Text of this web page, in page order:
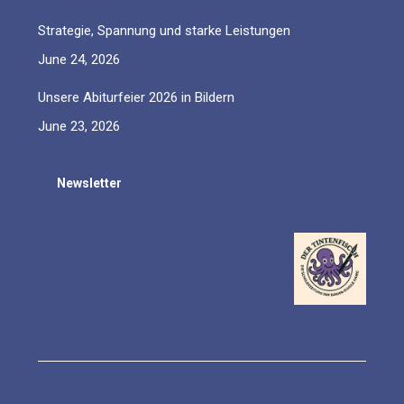
Strategie, Spannung und starke Leistungen
June 24, 2026
Unsere Abiturfeier 2026 in Bildern
June 23, 2026
Newsletter